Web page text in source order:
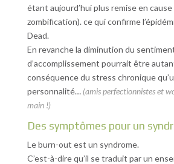
étant aujourd’hui plus remise en
zombification). ce qui confirme
Dead.
En revanche la diminution du
d’accomplissement pourrait être
conséquence du stress chronique
personnalité… (amis perfectionnistes et
main !)
Des symptômes pour un
Le burn-out est un syndrome.
C’est-à-dire qu’il se traduit par un